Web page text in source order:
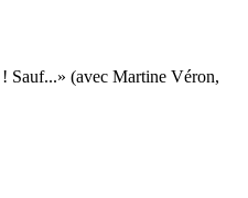
Sauf...» (avec Martine Véron,